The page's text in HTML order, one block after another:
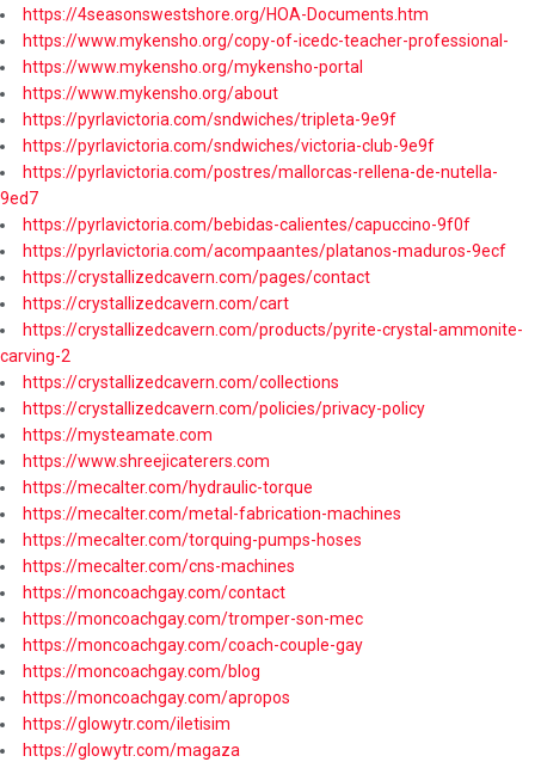
https://4seasonswestshore.org/HOA-Documents.htm
https://www.mykensho.org/copy-of-icedc-teacher-professional-
https://www.mykensho.org/mykensho-portal
https://www.mykensho.org/about
https://pyrlavictoria.com/sndwiches/tripleta-9e9f
https://pyrlavictoria.com/sndwiches/victoria-club-9e9f
https://pyrlavictoria.com/postres/mallorcas-rellena-de-nutella-
9ed7
https://pyrlavictoria.com/bebidas-calientes/capuccino-9f0f
https://pyrlavictoria.com/acompaantes/platanos-maduros-9ecf
https://crystallizedcavern.com/pages/contact
https://crystallizedcavern.com/cart
https://crystallizedcavern.com/products/pyrite-crystal-ammonite-
carving-2
https://crystallizedcavern.com/collections
https://crystallizedcavern.com/policies/privacy-policy
https://mysteamate.com
https://www.shreejicaterers.com
https://mecalter.com/hydraulic-torque
https://mecalter.com/metal-fabrication-machines
https://mecalter.com/torquing-pumps-hoses
https://mecalter.com/cns-machines
https://moncoachgay.com/contact
https://moncoachgay.com/tromper-son-mec
https://moncoachgay.com/coach-couple-gay
https://moncoachgay.com/blog
https://moncoachgay.com/apropos
https://glowytr.com/iletisim
https://glowytr.com/magaza